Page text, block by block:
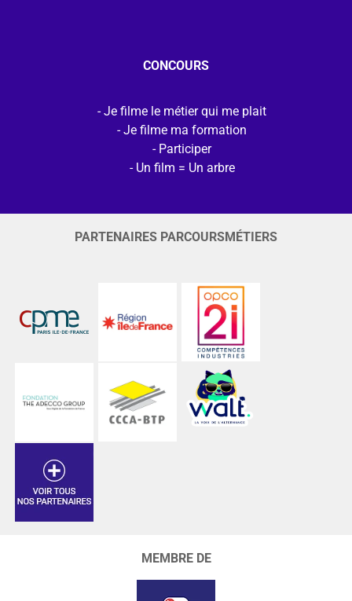
CONCOURS
Je filme le métier qui me plait
Je filme ma formation
Participer
Un film = Un arbre
PARTENAIRES PARCOURSMÉTIERS
MEMBRE DE